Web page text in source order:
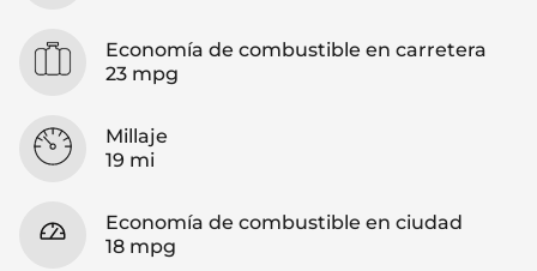
Economía de combustible en carretera
23 mpg
Millaje
19 mi
Economía de combustible en ciudad
18 mpg